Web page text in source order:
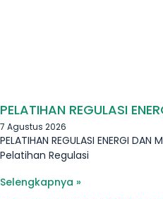
PELATIHAN REGULASI
7 Agustus 2026
PELATIHAN REGULASI ENERGI
Pelatihan Regulasi
Selengkapnya »